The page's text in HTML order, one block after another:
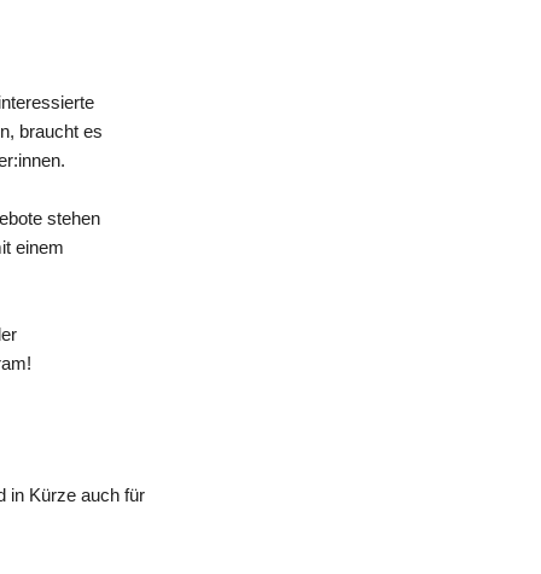
braucht es
stehen
einem
in Kürze auch für